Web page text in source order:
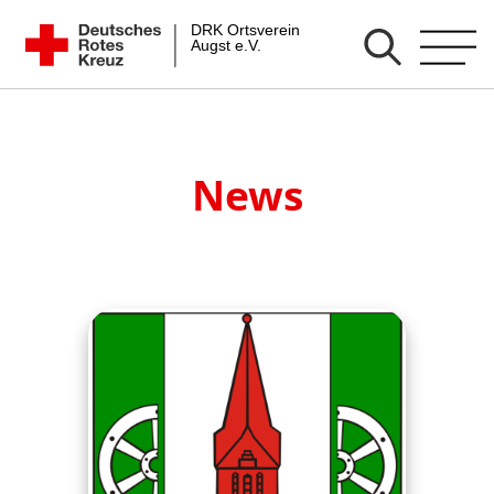
Zum
Inhalt
springen
DRK Ortsverein Augst e.V.
News